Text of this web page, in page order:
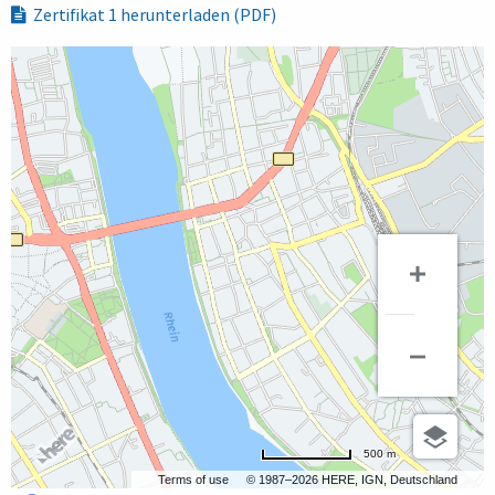
Zertifikat 1 herunterladen (PDF)
Terms of use © 1987–2026 HERE, IGN, Deutschland
500 m